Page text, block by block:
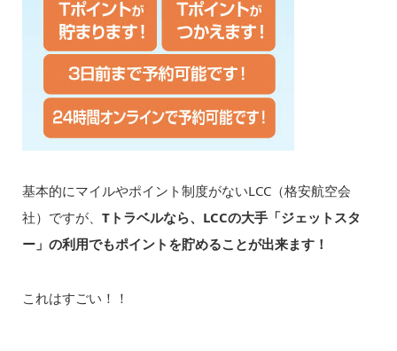
基本的にマイルやポイント制度がないLCC（格安航空会
社）ですが、 Tトラベルなら、LCCの大手「ジェットスタ
ー」の利用でもポイントを貯めることが出来ます！
これはすごい！！